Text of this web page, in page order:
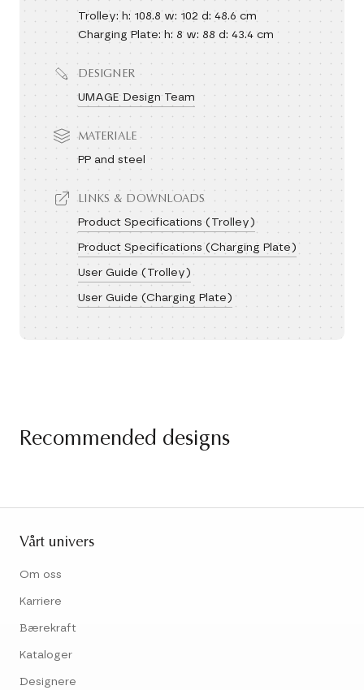
Trolley: h: 108.8 w: 102 d: 48.6 cm
Charging Plate: h: 8 w: 88 d: 43.4 cm
DESIGNER
UMAGE Design Team
MATERIALE
PP and steel
LINKS & DOWNLOADS
Product Specifications (Trolley)
Product Specifications (Charging Plate)
User Guide (Trolley)
User Guide (Charging Plate)
Recommended designs
Vårt univers
Om oss
Karriere
Bærekraft
Kataloger
Designere